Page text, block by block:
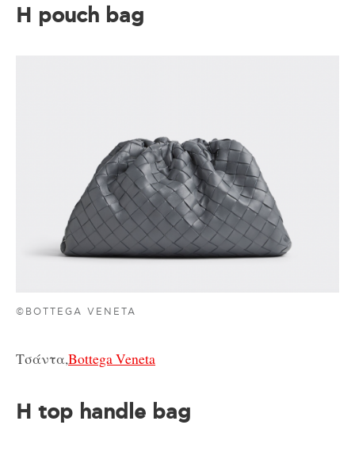
Η pouch bag
©BOTTEGA VENETA
Τσάντα,Bottega Veneta
Η top handle bag